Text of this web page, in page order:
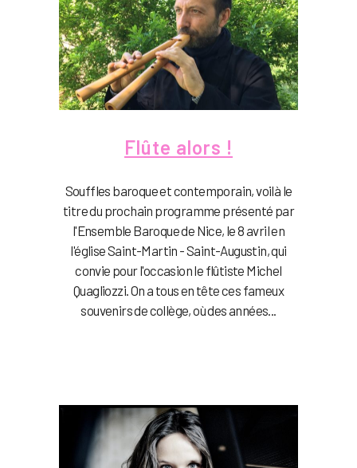
Flûte alors !
Souffles baroque et contemporain, voilà le
titre du prochain programme présenté par
l'Ensemble Baroque de Nice, le 8 avril en
l'église Saint-Martin - Saint-Augustin, qui
convie pour l'occasion le flûtiste Michel
Quagliozzi. On a tous en tête ces fameux
souvenirs de collège, où des années...